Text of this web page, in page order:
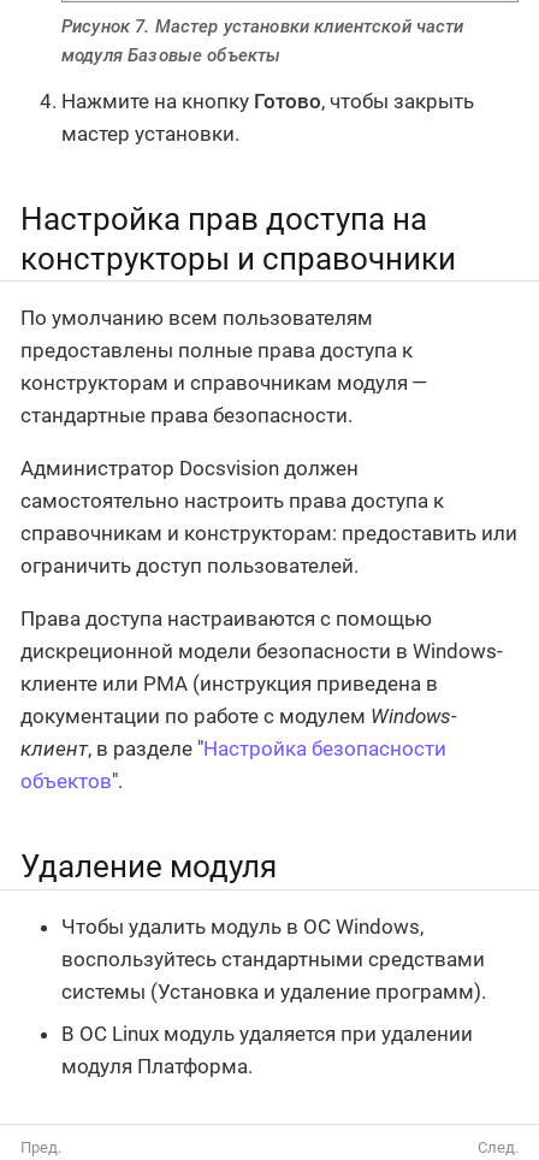
Рисунок 7. Мастер установки клиентской части
модуля Базовые объекты
Нажмите на кнопку Готово, чтобы закрыть
мастер установки.
Настройка прав доступа на
конструкторы и справочники
По умолчанию всем пользователям
предоставлены полные права доступа к
конструкторам и справочникам модуля —
стандартные права безопасности.
Администратор Docsvision должен
самостоятельно настроить права доступа к
справочникам и конструкторам: предоставить или
ограничить доступ пользователей.
Права доступа настраиваются с помощью
дискреционной модели безопасности в Windows-
клиенте или РМА (инструкция приведена в
документации по работе с модулем Windows-
клиент, в разделе "Настройка безопасности
объектов".
Удаление модуля
Чтобы удалить модуль в ОС Windows,
воспользуйтесь стандартными средствами
системы (Установка и удаление программ).
В ОС Linux модуль удаляется при удалении
модуля Платформа.